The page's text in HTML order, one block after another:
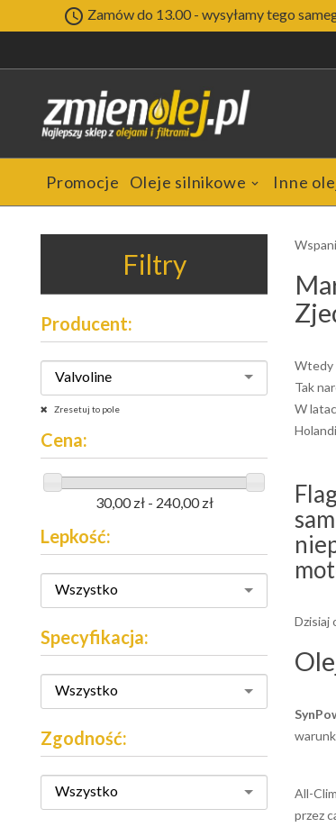
 Zamów do 13.00 - wysyłamy tego
Promocje Oleje silnikowe Inne
Filtry
Producent:
Valvoline
Zresetuj to pole
Cena:
30,00 zł - 240,00 zł
Lepkość:
Wszystko
Specyfikacja:
Wszystko
Zgodność:
Wszystko
Wtedy
Tak
W
Dzisiaj
All-
przez